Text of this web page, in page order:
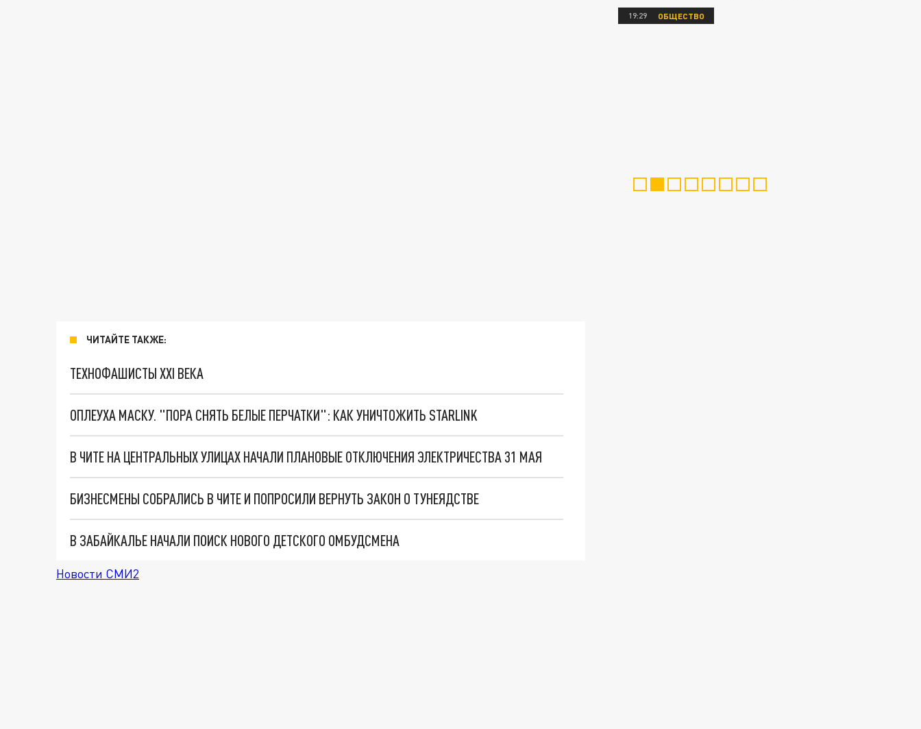
ЧИТАЙТЕ ТАКЖЕ:
ТЕХНОФАШИСТЫ XXI ВЕКА
ОПЛЕУХА МАСКУ. "ПОРА СНЯТЬ БЕЛЫЕ ПЕРЧАТКИ": КАК УНИЧТОЖИТЬ STARLINK
В ЧИТЕ НА ЦЕНТРАЛЬНЫХ УЛИЦАХ НАЧАЛИ ПЛАНОВЫЕ ОТКЛЮЧЕНИЯ ЭЛЕКТРИЧЕСТВА 31 МАЯ
БИЗНЕСМЕНЫ СОБРАЛИСЬ В ЧИТЕ И ПОПРОСИЛИ ВЕРНУТЬ ЗАКОН О ТУНЕЯДСТВЕ
В ЗАБАЙКАЛЬЕ НАЧАЛИ ПОИСК НОВОГО ДЕТСКОГО ОМБУДСМЕНА
Новости СМИ2
19:29 ОБЩЕСТВО